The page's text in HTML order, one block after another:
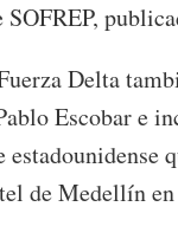
Delta
Escobar e
estadounidense
de Medellín